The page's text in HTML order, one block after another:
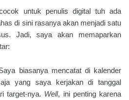
untuk penulis digital tuh ada
di sini rasanya akan menjadi satu
Jadi, saya akan memaparkan
biasanya mencatat di kalender
yang saya kerjakan di tanggal
target-nya. Well, ini penting karena